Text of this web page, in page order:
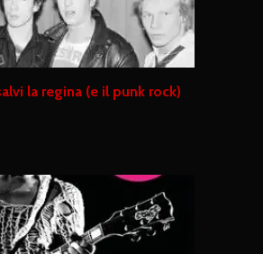
la regina (e il punk rock)